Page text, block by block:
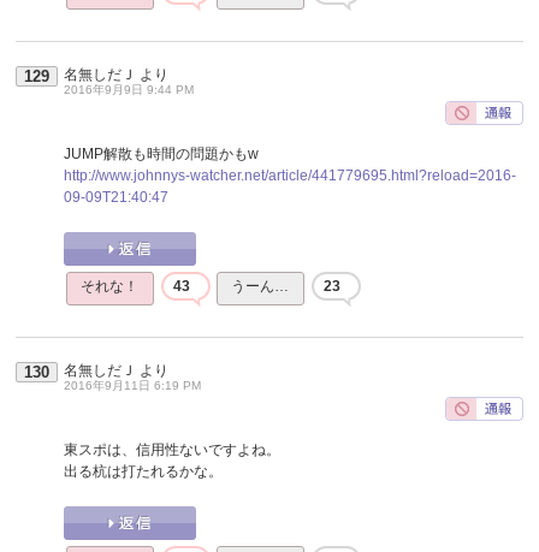
129 名無しだＪ より
2016年9月9日 9:44 PM
JUMP解散も時間の問題かもw
http://www.johnnys-watcher.net/article/441779695.html?reload=2016-
09-09T21:40:47
それな！ 43 うーん… 23
130 名無しだＪ より
2016年9月11日 6:19 PM
東スポは、信用性ないですよね。
出る杭は打たれるかな。